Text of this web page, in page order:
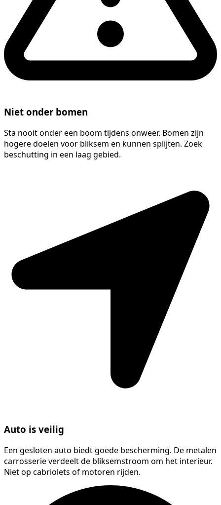
Niet onder bomen
Sta nooit onder een boom tijdens onweer. Bomen zijn
hogere doelen voor bliksem en kunnen splijten. Zoek
beschutting in een laag gebied.
Auto is veilig
Een gesloten auto biedt goede bescherming. De metalen
carrosserie verdeelt de bliksemstroom om het interieur.
Niet op cabriolets of motoren rijden.